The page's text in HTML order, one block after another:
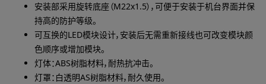
安装部采用旋转底座（M22x1.5），可便于安装于机台界面并保
持高的防护等级。
可互换的LED模块设计，安装后无需重新接线也可改变模块颜
色顺序或增加模块。
灯体：ABS树脂材料，耐热抗冲击。
灯罩：白透明AS树脂材料，耐久使用。